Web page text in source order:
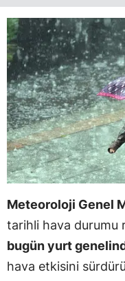
Meteoroloji Genel
tarihli hava durumu
bugün yurt
hava etkisini